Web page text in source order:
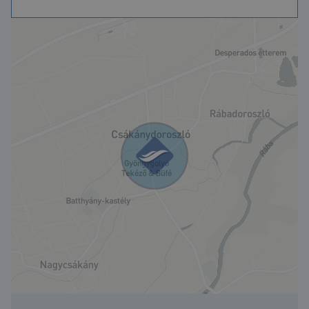
390 m² hasznos alapterület
2 900 m²-es telek
Korszerű gáz-cirkó fűtési rendszer új gázkazánokkal
Saját parkolók az udvaron
Azonnal hasznosítható állapot
Számos üzleti lehetőség egy helyen
Az ingatlan kialakítása és mérete rendkívül
sokoldalú felhasználást
Egészségügyi vagy szociális intézmény
Panzió vagy munkásszállás
Turisztikai vagy rendezvényközpont